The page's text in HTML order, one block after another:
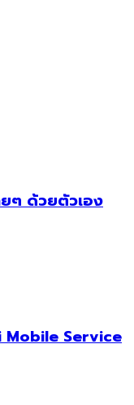
ๆ ด้วยตัวเอง
Mobile Service